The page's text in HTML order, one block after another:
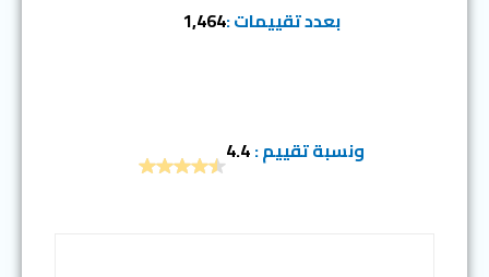
بعدد تقييمات :1,464
ونسبة تقييم :4.4